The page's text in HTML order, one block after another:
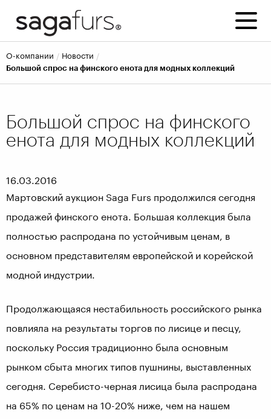
о-компании
новости
Большой спрос на финского енота для модных коллекций
Большой спрос на финского
енота для модных коллекций
16.03.2016
Мартовский аукцион Saga Furs продолжился сегодня
продажей финского енота. Большая коллекция была
полностью распродана по устойчивым ценам, в
основном представителям европейской и корейской
модной индустрии.
Продолжающаяся нестабильность российского рынка
повлияла на результаты торгов по лисице и песцу,
поскольку Россия традиционно была основным
рынком сбыта многих типов пушнины, выставленных
сегодня. Серебисто-черная лисица была распродана
на 65% по ценам на 10-20% ниже, чем на нашем